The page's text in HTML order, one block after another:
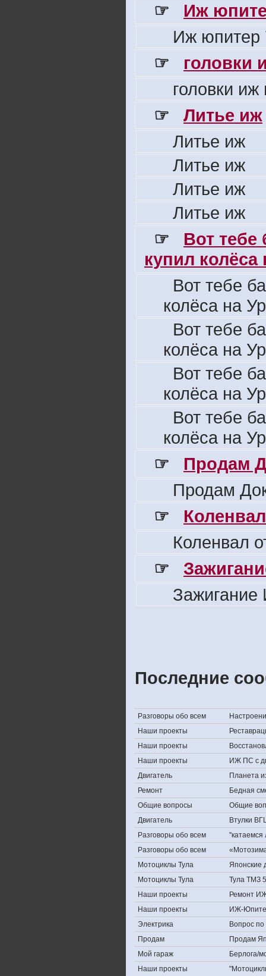
☞
Иж
Иж юпитер
☞
головки
головки
☞
Литье иж
Литье иж
Литье иж
Литье иж
Литье иж
☞
Вот
купил колёса
Вот тебе
колёса на
Вот тебе
колёса на
Вот тебе
колёса на
Вот тебе
колёса на
☞
Продам
Продам
☞
Коленвал
☞
Последние
Разговоры обо всем
Наши проекты
Наши проекты
Наши проекты
ИЖ ПС с
Двигатель
Планета
Ремонт
Бедная
Общие вопросы
Общие
Двигатель
Втулки
Разговоры обо всем
Разговоры обо всем
Мотоциклы Тула
Японские
Мотоциклы Тула
Тула ТМЗ
Наши проекты
Ремонт
Наши проекты
ИЖ-
Электрика
Вопрос по
Продам
Продам
Мой гараж
Берлога/
Наши проекты